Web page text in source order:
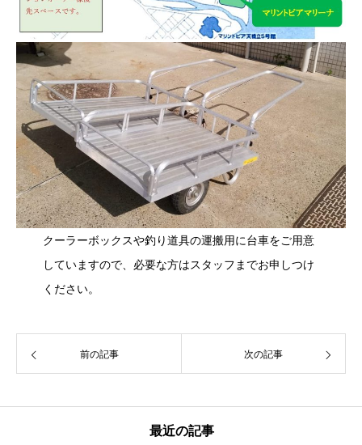
クーラーボックスや釣り道具の運搬用に台車をご用意
していますので、必要な方はスタッフまでお申しつけ
ください。
前の記事 次の記事
最近の記事